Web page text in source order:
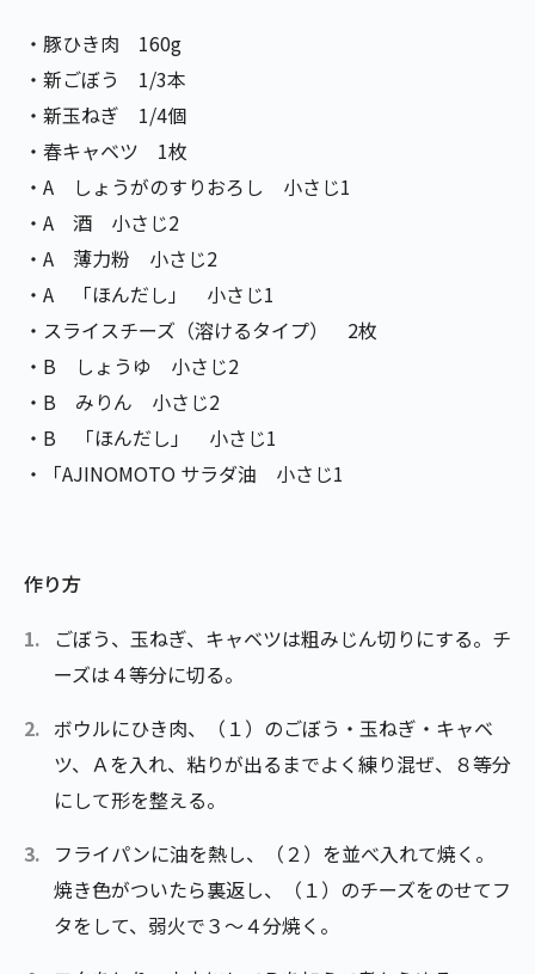
・豚ひき肉 160g
・新ごぼう 1/3本
・新玉ねぎ 1/4個
・春キャベツ 1枚
・A しょうがのすりおろし 小さじ1
・A 酒 小さじ2
・A 薄力粉 小さじ2
・A 「ほんだし」 小さじ1
・スライスチーズ（溶けるタイプ） 2枚
・B しょうゆ 小さじ2
・B みりん 小さじ2
・B 「ほんだし」 小さじ1
・「AJINOMOTO サラダ油 小さじ1
作り方
ごぼう、玉ねぎ、キャベツは粗みじん切りにする。チ
ーズは４等分に切る。
ボウルにひき肉、（１）のごぼう・玉ねぎ・キャベ
ツ、Ａを入れ、粘りが出るまでよく練り混ぜ、８等分
にして形を整える。
フライパンに油を熱し、（２）を並べ入れて焼く。
焼き色がついたら裏返し、（１）のチーズをのせてフ
タをして、弱火で３～４分焼く。